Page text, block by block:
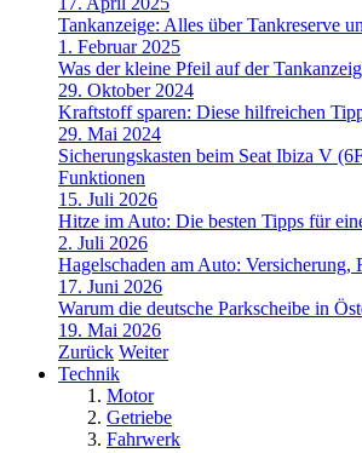
Tankanzeige: Alles über Tankreserve
1. Februar 2025
Was der kleine Pfeil auf der
29. Oktober 2024
Kraftstoff sparen: Diese hilfreichen
29. Mai 2024
Sicherungskasten beim Seat Ibiza V
Funktionen
15. Juli 2026
Hitze im Auto: Die besten Tipps für
2. Juli 2026
Hagelschaden am Auto: Versicherung,
17. Juni 2026
Warum die deutsche Parkscheibe in
19. Mai 2026
Zurück Weiter
Technik
Motor
Getriebe
Fahrwerk